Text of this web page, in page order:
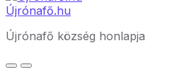
Újrónafő.hu
Újrónafő község honlapja